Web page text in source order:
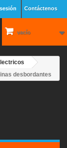
Contáctenos
vacío
desbordantes